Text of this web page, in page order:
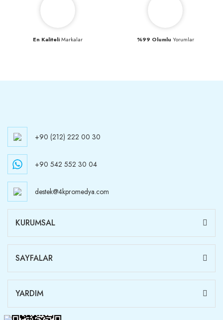
En KaliteliMarkalar %99 Olumlu Yorumlar
+90 (212) 222 00 30
+90 542 552 30 04
destek@4kpromedya.com
KURUMSAL
SAYFALAR
YARDIM